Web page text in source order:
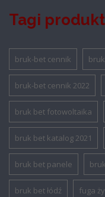
Tagi
bruk-bet cennik
bruk-bet cennik 2022
bruk bet fotowoltaika
bruk bet katalog 2021
bruk bet panele
bruk bet łódź fuga